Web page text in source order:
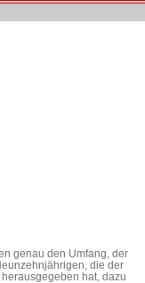
genau den Umfang, der
die der
hat, dazu